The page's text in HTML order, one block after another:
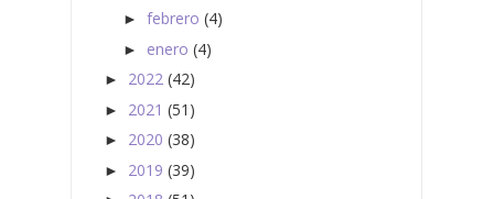
► febrero (4)
► enero (4)
► 2022 (42)
► 2021 (51)
► 2020 (38)
► 2019 (39)